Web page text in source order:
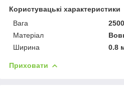
Користувацькі характеристики
Вага
Матеріал
Ширина
0.8
Приховати